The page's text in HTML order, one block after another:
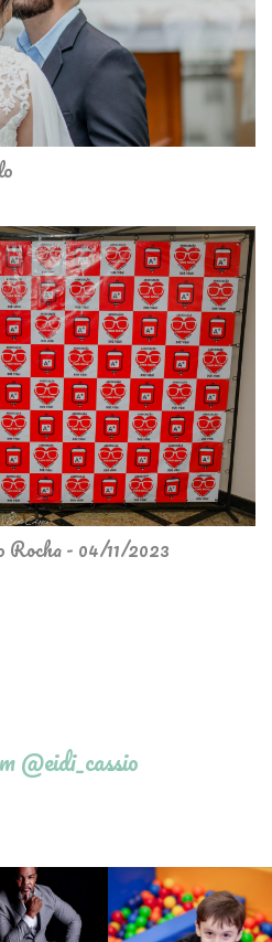
Rocha - 04/11/2023
@eidi_cassio